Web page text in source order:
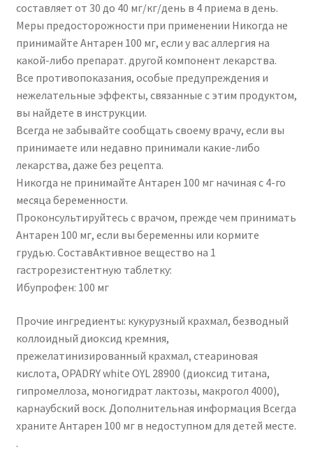
составляет от 30 до 40 мг/кг/день в 4 приема в день.
Меры предосторожности при применении Никогда не
принимайте Антарен 100 мг, если у вас аллергия на
какой-либо препарат. другой компонент лекарства.
Все противопоказания, особые предупреждения и
нежелательные эффекты, связанные с этим продуктом,
вы найдете в инструкции.
Всегда не забывайте сообщать своему врачу, если вы
принимаете или недавно принимали какие-либо
лекарства, даже без рецепта.
Никогда не принимайте Антарен 100 мг начиная с 4-го
месяца беременности.
Проконсультируйтесь с врачом, прежде чем принимать
Антарен 100 мг, если вы беременны или кормите
грудью. СоставАктивное вещество на 1
гастрорезистентную таблетку:
Ибупрофен: 100 мг
Прочие ингредиенты: кукурузный крахмал, безводный
коллоидный диоксид кремния,
прежелатинизированный крахмал, стеариновая
кислота, OPADRY white OYL 28900 (диоксид титана,
гипромеллоза, моногидрат лактозы, макрогол 4000),
карнаубский воск. Дополнительная информация Всегда
храните Антарен 100 мг в недоступном для детей месте.
.